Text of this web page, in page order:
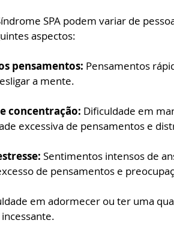
SPA podem variar de
aspectos:
pensamentos: Pensamentos
a mente.
concentração: Dificuldade em
excessiva de pensamentos e
Sentimentos intensos de
de pensamentos e
em adormecer ou ter uma